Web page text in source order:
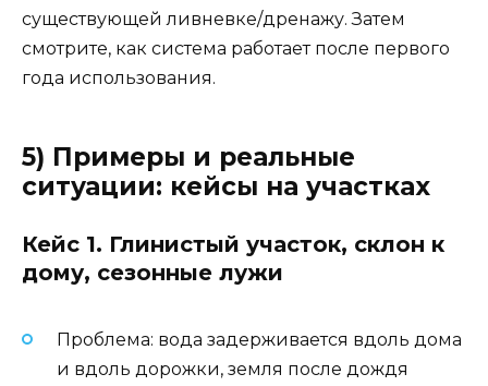
существующей ливневке/дренажу. Затем
смотрите, как система работает после первого
года использования.
5) Примеры и реальные
ситуации: кейсы на участках
Кейс 1. Глинистый участок, склон к
дому, сезонные лужи
Проблема: вода задерживается вдоль дома
и вдоль дорожки, земля после дождя